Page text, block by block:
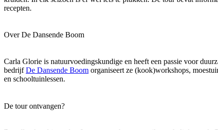
recepten.
Over De Dansende Boom
Carla Glorie is natuurvoedingskundige en heeft een passie voor
bedrijfDe Dansende Boom organiseert ze (kook)workshops,
en schooltuinlessen.
De tour ontvangen?